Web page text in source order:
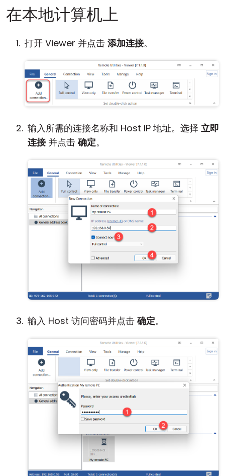
在本地计算机上
打开 Viewer 并点击 添加连接。
输入所需的连接名称和 Host IP 地址。选择 立即
连接并点击确定。
输入 Host 访问密码并点击确定。